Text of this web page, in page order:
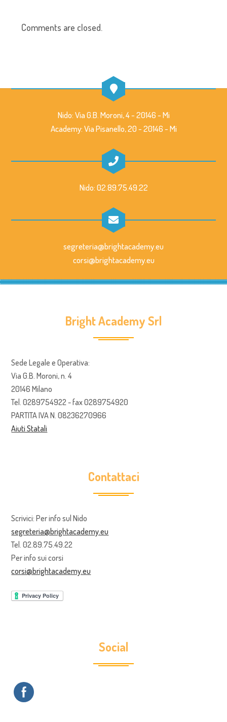
Comments are closed.
Nido: Via G.B. Moroni, 4 - 20146 - Mi
Academy: Via Pisanello, 20 - 20146 - Mi
Nido: 02.89.75.49.22
segreteria@brightacademy.eu
corsi@brightacademy.eu
Bright Academy Srl
Sede Legale e Operativa:
Via G.B. Moroni, n. 4
20146 Milano
Tel. 0289754922 - fax 0289754920
PARTITA IVA N. 08236270966
Aiuti Statali
Contattaci
Scrivici: Per info sul Nido
segreteria@brightacademy.eu
Tel. 02.89.75.49.22
Per info sui corsi
corsi@brightacademy.eu
Social